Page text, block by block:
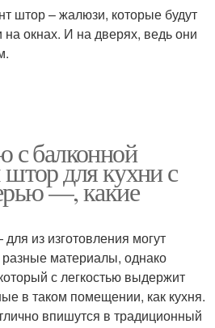
штор – жалюзи, которые будут
окнах. И на дверях, ведь они
с балконной
для кухни с
—, какие
из изготовления могут
материалы, однако
с легкостью выдержит
в таком помещении, как кухня.
впишутся в традиционный